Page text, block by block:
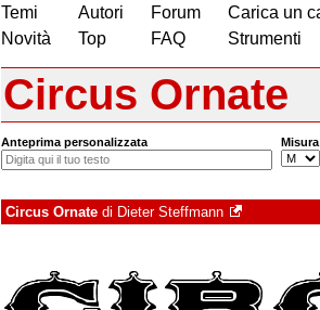
Temi
Novità
Autori
Top
Forum
FAQ
Carica un
Strumenti
Circus Ornate
Anteprima personalizzata Misura
Circus Ornate di Dieter Steffmann